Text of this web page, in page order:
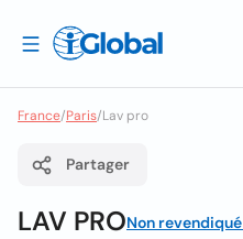
France/Paris/Lav pro
Partager
LAV PRONon revendiqué